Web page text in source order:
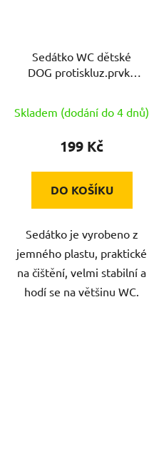
Sedátko WC dětské
DOG protiskluz.prvky
Skladem (dodání do 4 dnů)
199 Kč
DO KOŠÍKU
Sedátko je vyrobeno z
jemného plastu, praktické
na čištění, velmi stabilní a
hodí se na většinu WC.